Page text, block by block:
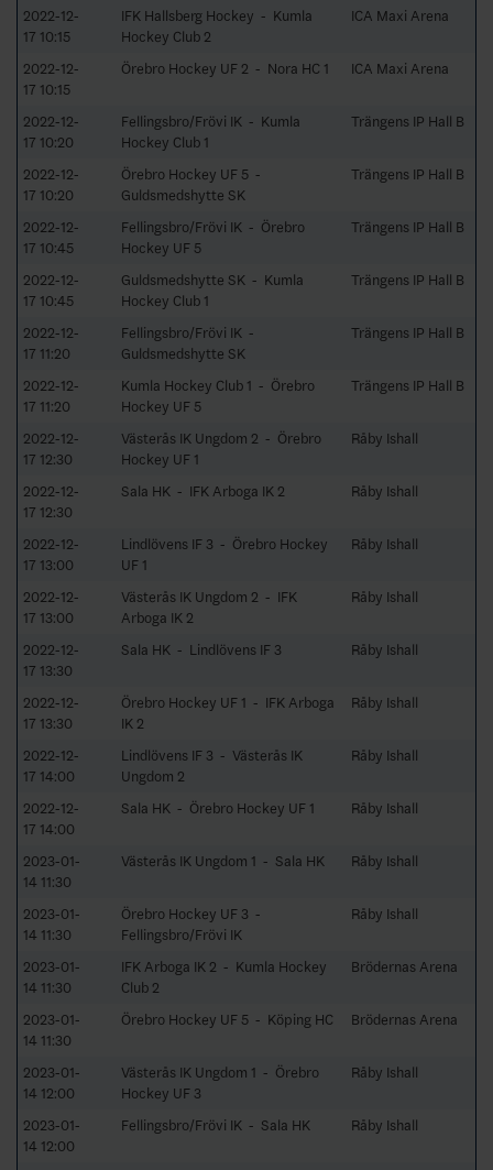
2022-12-
17 10:15
IFK Hallsberg Hockey - Kumla
Hockey Club 2
ICA Maxi Arena
2022-12-
17 10:15
Örebro Hockey UF 2 - Nora HC 1 ICA Maxi Arena
2022-12-
17 10:20
Fellingsbro/Frövi IK - Kumla
Hockey Club 1
Trängens IP Hall B
2022-12-
17 10:20
Örebro Hockey UF 5 -
Guldsmedshytte SK
Trängens IP Hall B
2022-12-
17 10:45
Fellingsbro/Frövi IK - Örebro
Hockey UF 5
Trängens IP Hall B
2022-12-
17 10:45
Guldsmedshytte SK - Kumla
Hockey Club 1
Trängens IP Hall B
2022-12-
17 11:20
Fellingsbro/Frövi IK -
Guldsmedshytte SK
Trängens IP Hall B
2022-12-
17 11:20
Kumla Hockey Club 1 - Örebro
Hockey UF 5
Trängens IP Hall B
2022-12-
17 12:30
Västerås IK Ungdom 2 - Örebro
Hockey UF 1
Råby Ishall
2022-12-
17 12:30
Sala HK - IFK Arboga IK 2 Råby Ishall
2022-12-
17 13:00
Lindlövens IF 3 - Örebro Hockey
UF 1
Råby Ishall
2022-12-
17 13:00
Västerås IK Ungdom 2 - IFK
Arboga IK 2
Råby Ishall
2022-12-
17 13:30
Sala HK - Lindlövens IF 3 Råby Ishall
2022-12-
17 13:30
Örebro Hockey UF 1 - IFK Arboga
IK 2
Råby Ishall
2022-12-
17 14:00
Lindlövens IF 3 - Västerås IK
Ungdom 2
Råby Ishall
2022-12-
17 14:00
Sala HK - Örebro Hockey UF 1 Råby Ishall
2023-01-
14 11:30
Västerås IK Ungdom 1 - Sala HK Råby Ishall
2023-01-
14 11:30
Örebro Hockey UF 3 -
Fellingsbro/Frövi IK
Råby Ishall
2023-01-
14 11:30
IFK Arboga IK 2 - Kumla Hockey
Club 2
Brödernas Arena
2023-01-
14 11:30
Örebro Hockey UF 5 - Köping HC Brödernas Arena
2023-01-
14 12:00
Västerås IK Ungdom 1 - Örebro
Hockey UF 3
Råby Ishall
2023-01-
14 12:00
Fellingsbro/Frövi IK - Sala HK Råby Ishall